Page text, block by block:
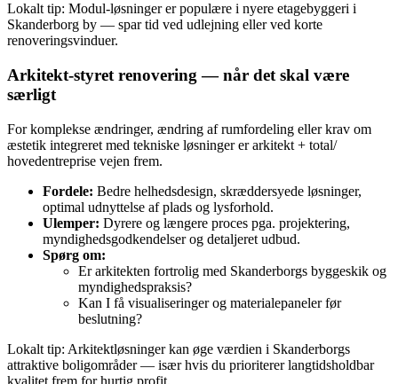
Lokalt tip: Modul‑løsninger er populære i nyere etagebyggeri i
Skanderborg by — spar tid ved udlejning eller ved korte
renoveringsvinduer.
Arkitekt‑styret renovering — når det skal være
særligt
For komplekse ændringer, ændring af rumfordeling eller krav om
æstetik integreret med tekniske løsninger er arkitekt + total/
hovedentreprise vejen frem.
Fordele: Bedre helhedsdesign, skræddersyede løsninger,
optimal udnyttelse af plads og lysforhold.
Ulemper: Dyrere og længere proces pga. projektering,
myndighedsgodkendelser og detaljeret udbud.
Spørg om:
Er arkitekten fortrolig med Skanderborgs byggeskik og
myndighedspraksis?
Kan I få visualiseringer og materialepaneler før
beslutning?
Lokalt tip: Arkitektløsninger kan øge værdien i Skanderborgs
attraktive boligområder — især hvis du prioriterer langtidsholdbar
kvalitet frem for hurtig profit.